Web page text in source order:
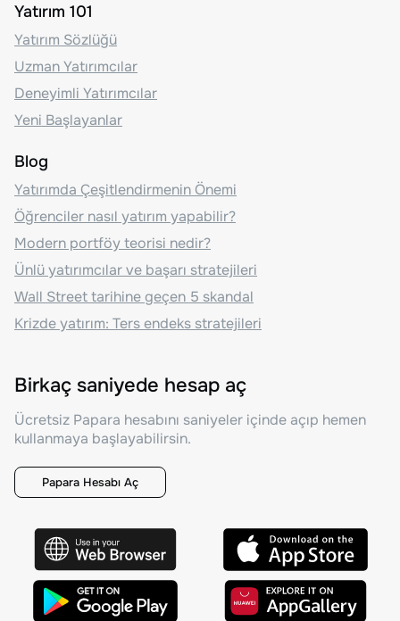
Yatırım 101
Yatırım Sözlüğü
Uzman Yatırımcılar
Deneyimli Yatırımcılar
Yeni Başlayanlar
Blog
Yatırımda Çeşitlendirmenin Önemi
Öğrenciler nasıl yatırım yapabilir?
Modern portföy teorisi nedir?
Ünlü yatırımcılar ve başarı stratejileri
Wall Street tarihine geçen 5 skandal
Krizde yatırım: Ters endeks stratejileri
Birkaç saniyede hesap aç
Ücretsiz Papara hesabını saniyeler içinde açıp hemen
kullanmaya başlayabilirsin.
Papara Hesabı Aç